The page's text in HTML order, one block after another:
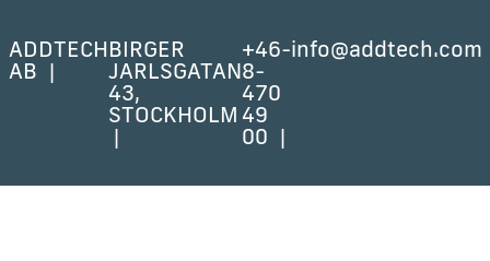
ADDTECH
AB
BIRGER
JARLSGATAN
43,
STOCKHOLM
+46-
8-
470
49
00
info@addtech.com